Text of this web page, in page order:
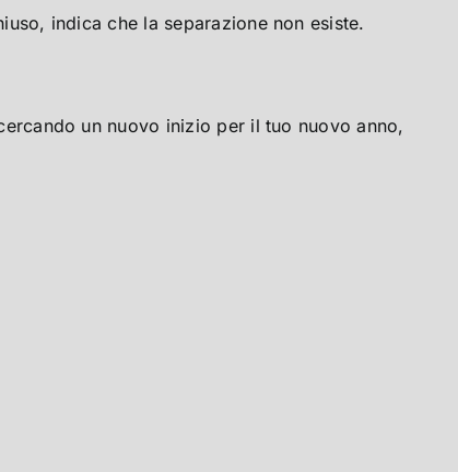
indica che la separazione non esiste.
un nuovo inizio per il tuo nuovo anno,